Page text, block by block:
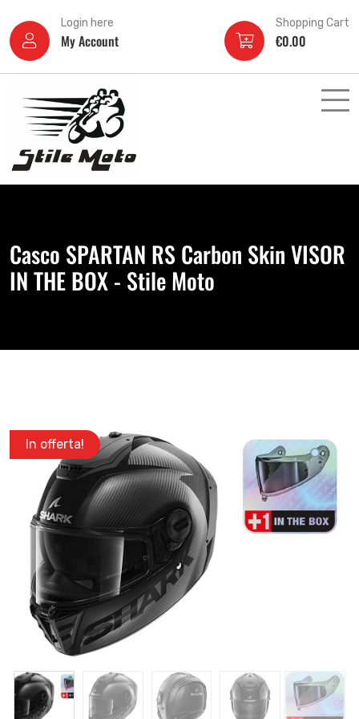
Login here
My Account
Shopping Cart
€0.00
Casco SPARTAN RS Carbon Skin VISOR
IN THE BOX - Stile Moto
In offerta!